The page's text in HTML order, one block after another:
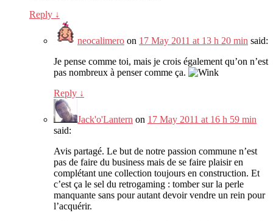
Reply ↓
neocalimero on 17 May 2011 at 13 h 20 min said:
Je pense comme toi, mais je crois également qu’on n’est
pas nombreux à penser comme ça.
Reply ↓
Jack'o'Lantern on 17 May 2011 at 16 h 59 min
said:
Avis partagé. Le but de notre passion commune n’est
pas de faire du business mais de se faire plaisir en
complétant une collection toujours en construction. Et
c’est ça le sel du retrogaming : tomber sur la perle
manquante sans pour autant devoir vendre un rein pour
l’acquérir.